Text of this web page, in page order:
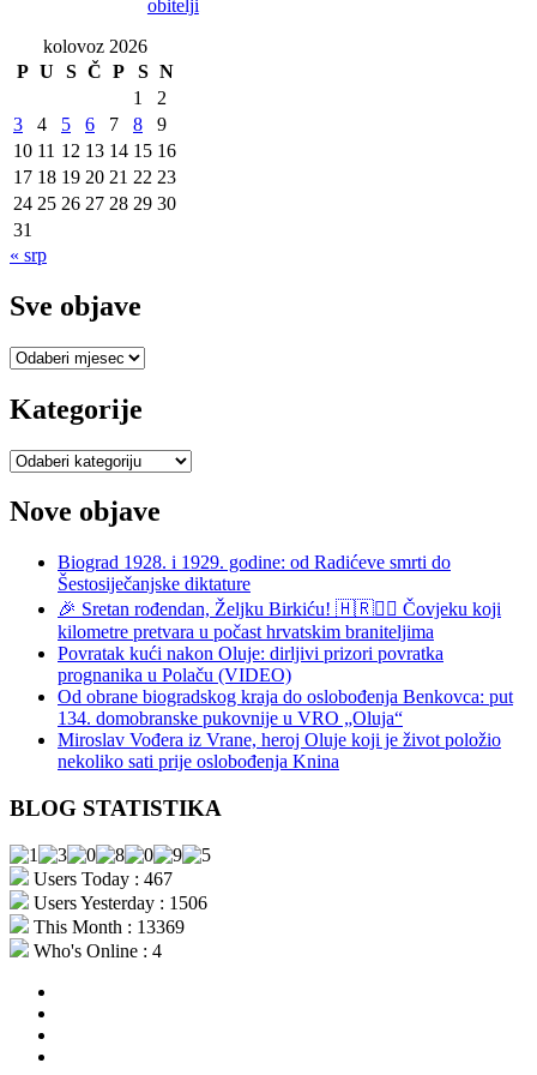
obitelji
kolovoz 2026
P U S Č P S N
1
2
3
4 5 6 7 8
9
10 11 12 13 14 15 16
17 18 19 20 21 22 23
24 25 26 27 28 29 30
31
« srp
Sve objave
Sve
Kategorije
Kategorije
Nove objave
Biograd 1928. i 1929. godine: od Radićeve smrti do
Šestosiječanjske diktature
🎉 Sretan rođendan, Željku Birkiću! 🇭🇷🏃‍♂️ Čovjeku koji
kilometre pretvara u počast hrvatskim braniteljima
Povratak kući nakon Oluje: dirljivi prizori povratka
prognanika u Polaču (VIDEO)
Od obrane biogradskog kraja do oslobođenja Benkovca: put
134. domobranske pukovnije u VRO „Oluja“
Miroslav Vođera iz Vrane, heroj Oluje koji je život položio
nekoliko sati prije oslobođenja Knina
BLOG STATISTIKA
Users Today : 467
Users Yesterday : 1506
This Month : 13369
Who's Online : 4